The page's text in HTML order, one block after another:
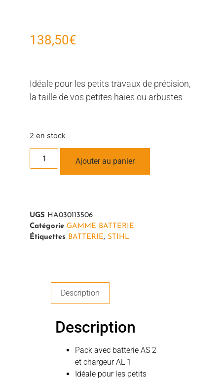
138,50€
Idéale pour les petits travaux de précision,
la taille de vos petites haies ou arbustes
2 en stock
Ajouter au panier
UGS HA030113506
Catégorie GAMME BATTERIE
Étiquettes BATTERIE, STIHL
Description
Description
Pack avec batterie AS 2
et chargeur AL 1
Idéale pour les petits